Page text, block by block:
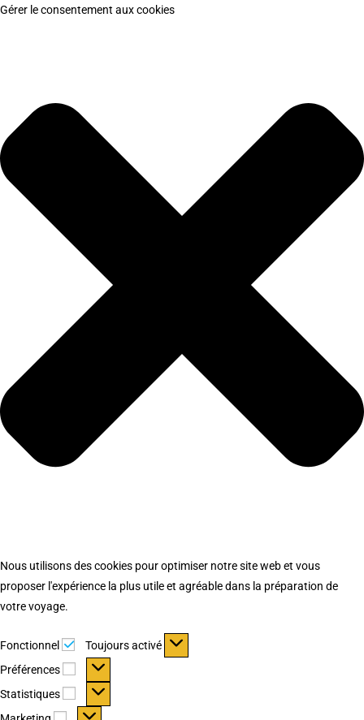
Gérer le consentement aux cookies
Nous utilisons des cookies pour optimiser notre site web et vous
proposer l'expérience la plus utile et agréable dans la préparation de
votre voyage.
Fonctionnel Fonctionnel
Toujours activé
Préférences
Préférences
Statistiques Statistiques
Marketing